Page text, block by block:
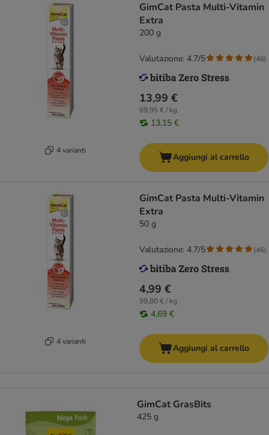
4 varianti
GimCat Pasta Multi-Vitamin
Extra
200 g
13,99 €
69,95 € / kg
13,15 €
Valutazione: 4.7/5 (46)
Aggiungi al carrello
4 varianti
GimCat Pasta Multi-Vitamin
Extra
50 g
4,99 €
99,80 € / kg
4,69 €
Valutazione: 4.7/5 (46)
Aggiungi al carrello
GimCat GrasBits
425 g